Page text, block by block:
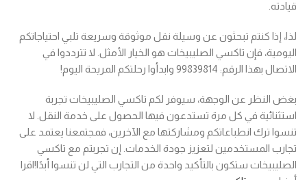
قيادته.
لذا، إذا كنتم تبحثون عن وسيلة نقل موثوقة وسريعة تلبي احتياجاتكم
اليومية، فإن تاكسي الصليبيخات هو الخيار الأمثل. لا تترددوا في
الاتصال بهذا الرقم: 99839814 وابدأوا رحلتكم المريحة اليوم!
بغض النظر عن الوجهة، سيوفر لكم تاكسي الصليبيخات تجربة
استثنائية في كل مرة تستدعون فيها الحصول على خدمة النقل. لا
تنسوا ترك انطباعاتكم ومشاركتها مع الآخرين، فمجتمعنا يعتمد على
تجارب المستخدمين لتعزيز جودة الخدمات. إن تجربتم مع تاكسي
الصليبيخات ستكون بالتأكيد واحدة من التجارب التي لن تنسوا أبدًا!اقرا